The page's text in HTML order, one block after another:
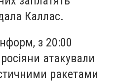
Каллас.
з 20:00
атакували
ракетами